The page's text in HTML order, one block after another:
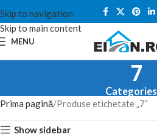
Skip to navigation
Skip to main content
MENU
7
Categories
Prima pagină Produse etichetate „7”
Show sidebar